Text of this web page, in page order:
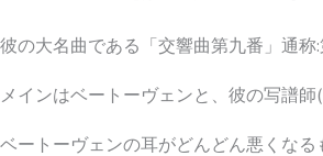
彼の大名曲である「交響曲第九番」通
メインはベートーヴェンと、彼の写譜
ベートーヴェンの耳がどんどん悪くなる